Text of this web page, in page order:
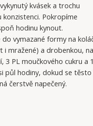
kvásek a trochu
Pokropíme
hodinu kynout.
vymazané formy na
i mražené) a drobenkou, na
3 PL moučkového cukru a
půl hodiny, dokud se těsto
čerstvě napečený.